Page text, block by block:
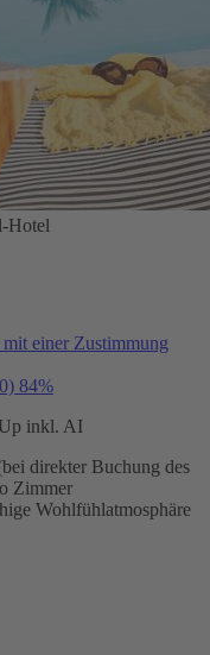
Hotel
einer Zustimmung
84%
inkl. AI
direkter Buchung des
Zimmer
Wohlfühlatmosphäre